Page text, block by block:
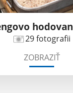
29 fotografii
ZOBRAZIŤ